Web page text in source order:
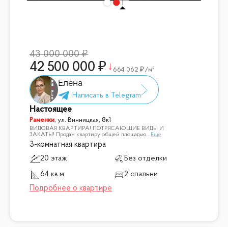
43 000 000
42 500 000 664 062 /м²
Елена
Настоящее
Раменки,ул. Винницкая, 8к1
ВИДОВАЯ КВАРТИРА! ПОТРЯСАЮЩИЕ ВИДЫ И
ЗАКАТЫ! Продам квартиру общей площадью... Ещё
3-комнатная квартира
20 этаж
Без отделки
64 кв.м
2 спальни